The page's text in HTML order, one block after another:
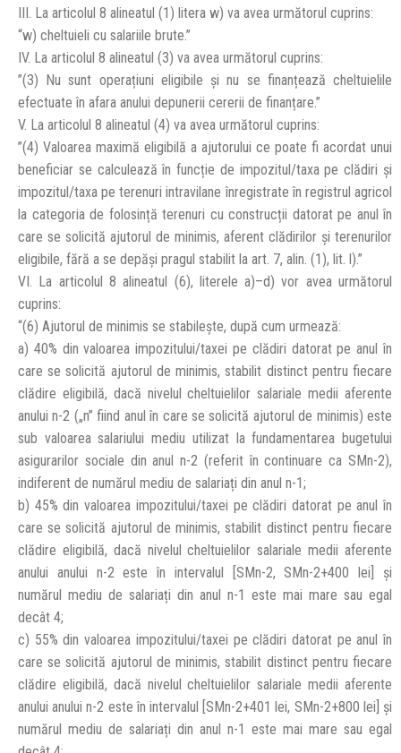
III. La articolul 8 alineatul (1) litera w) va avea următorul cuprins:
“w) cheltuieli cu salariile brute.”
IV. La articolul 8 alineatul (3) va avea următorul cuprins:
”(3) Nu sunt operațiuni eligibile și nu se finanțează cheltuielile
efectuate în afara anului depunerii cererii de finanțare.”
V. La articolul 8 alineatul (4) va avea următorul cuprins:
”(4) Valoarea maximă eligibilă a ajutorului ce poate fi acordat unui
beneficiar se calculează în funcție de impozitul/taxa pe clădiri și
impozitul/taxa pe terenuri intravilane înregistrate în registrul agricol
la categoria de folosință terenuri cu construcții datorat pe anul în
care se solicită ajutorul de minimis, aferent clădirilor și terenurilor
eligibile, fără a se depăși pragul stabilit la art. 7, alin. (1), lit. l).”
VI. La articolul 8 alineatul (6), literele a)–d) vor avea următorul
cuprins:
“(6) Ajutorul de minimis se stabilește, după cum urmează:
a) 40% din valoarea impozitului/taxei pe clădiri datorat pe anul în
care se solicită ajutorul de minimis, stabilit distinct pentru fiecare
clădire eligibilă, dacă nivelul cheltuielilor salariale medii aferente
anului n-2 („n” fiind anul în care se solicită ajutorul de minimis) este
sub valoarea salariului mediu utilizat la fundamentarea bugetului
asigurarilor sociale din anul n-2 (referit în continuare ca SMn-2),
indiferent de numărul mediu de salariați din anul n-1;
b) 45% din valoarea impozitului/taxei pe clădiri datorat pe anul în
care se solicită ajutorul de minimis, stabilit distinct pentru fiecare
clădire eligibilă, dacă nivelul cheltuielilor salariale medii aferente
anului anului n-2 este în intervalul [SMn-2, SMn-2+400 lei] și
numărul mediu de salariați din anul n-1 este mai mare sau egal
decât 4;
c) 55% din valoarea impozitului/taxei pe clădiri datorat pe anul în
care se solicită ajutorul de minimis, stabilit distinct pentru fiecare
clădire eligibilă, dacă nivelul cheltuielilor salariale medii aferente
anului anului n-2 este în intervalul [SMn-2+401 lei, SMn-2+800 lei] și
numărul mediu de salariați din anul n-1 este mai mare sau egal